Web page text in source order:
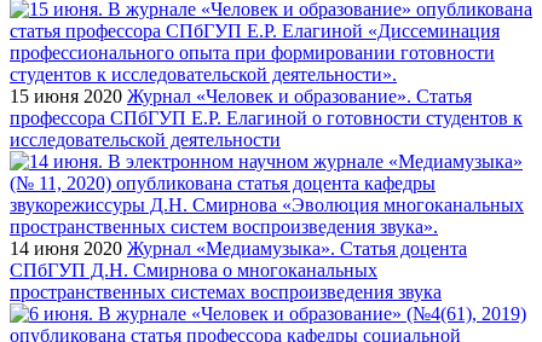
15 июня 2020 Журнал «Человек и образование». Статья
профессора СПбГУП Е.Р. Елагиной о готовности студентов к
исследовательской деятельности
14 июня 2020 Журнал «Медиамузыка». Статья доцента
СПбГУП Д.Н. Смирнова о многоканальных
пространственных системах воспроизведения звука